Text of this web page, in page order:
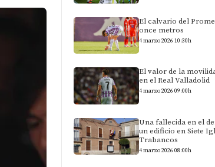
El calvario del
once metros
4 marzo 2026 10:30h
El valor de la
en el Real Valladolid
4 marzo 2026 09:00h
Una fallecida en el
un edificio en Siete
Trabancos
4 marzo 2026 08:00h